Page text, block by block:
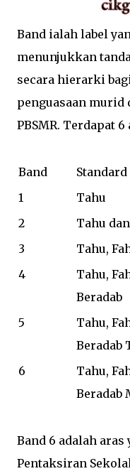
Band ialah label
menunjukkan
secara hierarki
penguasaan murid
PBSMR. Terdapat
Band
Standard
1
Tahu
2
Tahu
3
Tahu,
4
Tahu,
Beradab
5
Tahu,
Beradab
6
Tahu,
Beradab
Band 6 adalah
Pentaksiran